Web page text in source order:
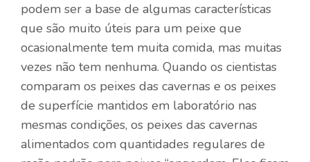
podem ser a base de algumas características
que são muito úteis para um peixe que
ocasionalmente tem muita comida, mas muitas
vezes não tem nenhuma. Quando os cientistas
comparam os peixes das cavernas e os peixes
de superfície mantidos em laboratório nas
mesmas condições, os peixes das cavernas
alimentados com quantidades regulares de